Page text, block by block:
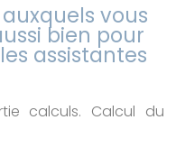
vous
bien pour
assistantes
calculs. Calcul du